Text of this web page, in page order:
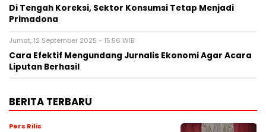
Di Tengah Koreksi, Sektor Konsumsi Tetap Menjadi
Primadona
Jumat, 12 September 2025 - 15:56 WIB
Cara Efektif Mengundang Jurnalis Ekonomi Agar Acara
Liputan Berhasil
BERITA TERBARU
Pers Rilis